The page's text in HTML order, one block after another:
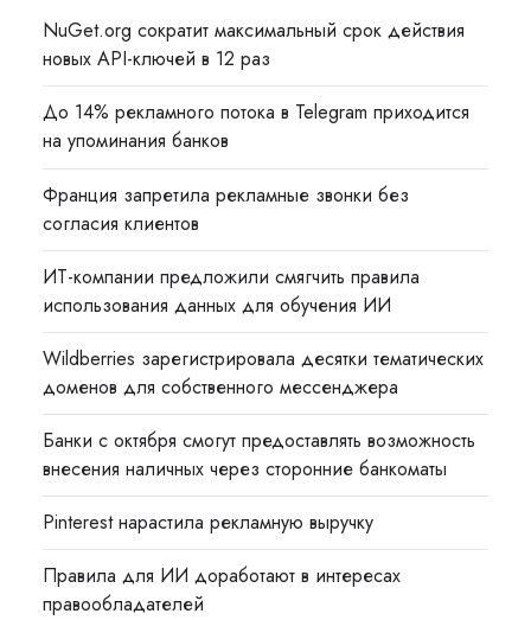
NuGet.org сократит максимальный срок действия
новых API-ключей в 12 раз
До 14% рекламного потока в Telegram приходится
на упоминания банков
Франция запретила рекламные звонки без
согласия клиентов
ИТ-компании предложили смягчить правила
использования данных для обучения ИИ
Wildberries зарегистрировала десятки тематических
доменов для собственного мессенджера
Банки с октября смогут предоставлять возможность
внесения наличных через сторонние банкоматы
Pinterest нарастила рекламную выручку
Правила для ИИ доработают в интересах
правообладателей